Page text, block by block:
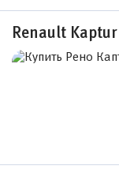
Renault Kaptur